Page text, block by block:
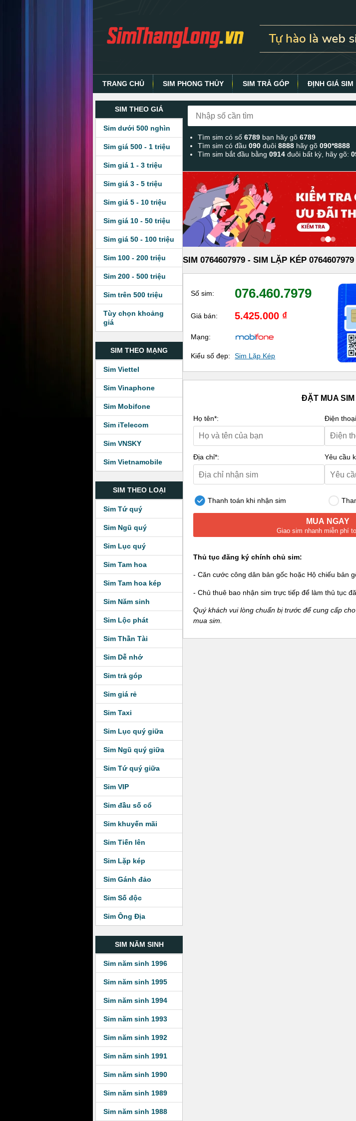
TRANG CHỦ SIM PHONG THỦY SIM TRẢ GÓP ĐỊNH GIÁ SIM
SIM THEO GIÁ
Sim dưới 500 nghìn
Sim giá 500 - 1 triệu
Sim giá 1 - 3 triệu
Sim giá 3 - 5 triệu
Sim giá 5 - 10 triệu
Sim giá 10 - 50 triệu
Sim giá 50 - 100 triệu
Sim 100 - 200 triệu
Sim 200 - 500 triệu
Sim trên 500 triệu
Tùy chọn khoảng
giá
SIM THEO MẠNG
Sim Viettel
Sim Vinaphone
Sim Mobifone
Sim iTelecom
Sim VNSKY
Sim Vietnamobile
SIM THEO LOẠI
Sim Tứ quý
Sim Ngũ quý
Sim Lục quý
Sim Tam hoa
Sim Tam hoa kép
Sim Năm sinh
Sim Lộc phát
Sim Thần Tài
Sim Dễ nhớ
Sim trả góp
Sim giá rẻ
Sim Taxi
Sim Lục quý giữa
Sim Ngũ quý giữa
Sim Tứ quý giữa
Sim VIP
Sim đầu số cổ
Sim khuyến mãi
Sim Tiến lên
Sim Lặp kép
Sim Gánh đảo
Sim Số độc
Sim Ông Địa
SIM NĂM SINH
Sim năm sinh 1996
Sim năm sinh 1995
Sim năm sinh 1994
Sim năm sinh 1993
Sim năm sinh 1992
Sim năm sinh 1991
Sim năm sinh 1990
Sim năm sinh 1989
Sim năm sinh 1988
Tìm sim có số6789 bạn hãy gõ6789
Tìm sim có đầu090đuôi8888 hãy gõ090*8888
Tìm sim bắt đầu bằng0914 đuôi bất kỳ, hãy gõ:
SIM 0764607979 - SIM LẶP KÉP 0764607979
Số sim: 076.460.7979
Giá bán: 5.425.000 ₫
Mạng:
Kiểu số đẹp: Sim Lặp Kép
ĐẶT MUA SIM
Họ tên*: Điện
Địa chỉ*: Yêu cầu
Thanh toán khi nhận sim
MUA NGAY
Giao sim nhanh miễn phí
Thủ tục đăng ký chính chủ sim:
- Căn cước công dân bản gốc hoặc Hộ chiếu bản
- Chủ thuê bao nhận sim trực tiếp để làm thủ tục
Quý khách vui lòng chuẩn bị trước để cung cấp
mua sim.